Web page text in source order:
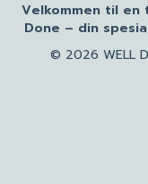
Velkommen til en
Done – din
© 2026 WELL